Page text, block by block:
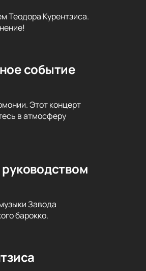
Теодора Курентзиса.
событие
Этот концерт
в атмосферу
Завода
барокко.